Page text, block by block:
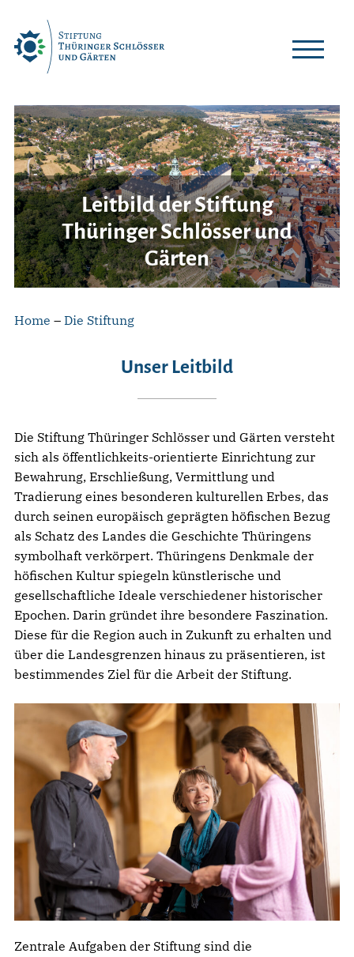
content
Leitbild der Stiftung
Thüringer Schlösser und
Gärten
Home – Die Stiftung
Unser Leitbild
Die Stiftung Thüringer Schlösser und Gärten versteht
sich als öffentlichkeits-orientierte Einrichtung zur
Bewahrung, Erschließung, Vermittlung und
Tradierung eines besonderen kulturellen Erbes, das
durch seinen europäisch geprägten höfischen Bezug
als Schatz des Landes die Geschichte Thüringens
symbolhaft verkörpert. Thüringens Denkmale der
höfischen Kultur spiegeln künstlerische und
gesellschaftliche Ideale verschiedener historischer
Epochen. Darin gründet ihre besondere Faszination.
Diese für die Region auch in Zukunft zu erhalten und
über die Landesgrenzen hinaus zu präsentieren, ist
bestimmendes Ziel für die Arbeit der Stiftung.
Zentrale Aufgaben der Stiftung sind die